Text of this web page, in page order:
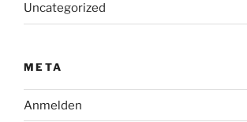
Uncategorized
META
Anmelden